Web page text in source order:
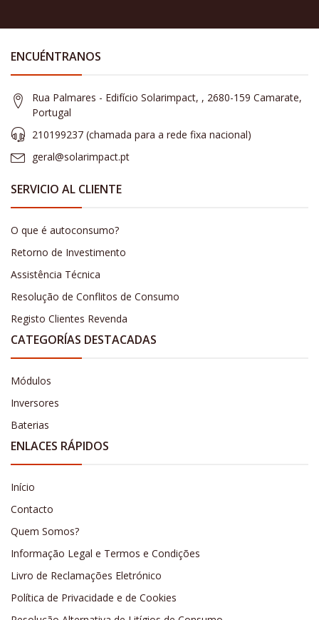
ENCUÉNTRANOS
Rua Palmares - Edifício Solarimpact, , 2680-159 Camarate,
Portugal
210199237 (​chamada para a rede fixa nacional)
geral@solarimpact.pt
SERVICIO AL CLIENTE
O que é autoconsumo?
Retorno de Investimento
Assistência Técnica
Resolução de Conflitos de Consumo
Registo Clientes Revenda
CATEGORÍAS DESTACADAS
Módulos
Inversores
Baterias
ENLACES RÁPIDOS
Início
Contacto
Quem Somos?
Informação Legal e Termos e Condições
Livro de Reclamações Eletrónico
Política de Privacidade e de Cookies